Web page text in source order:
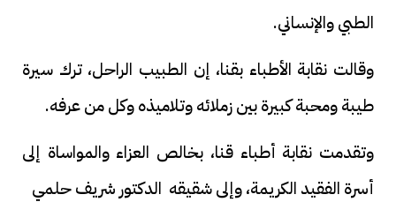
الطبي والإنساني.
وقالت نقابة الأطباء بقنا، إن الطبيب الراحل، ترك سيرة
طيبة ومحبة كبيرة بين زملائه وتلاميذه وكل من عرفه.
وتقدمت نقابة أطباء قنا، بخالص العزاء والمواساة إلى
أسرة الفقيد الكريمة، وإلى شقيقه الدكتور شريف حلمي